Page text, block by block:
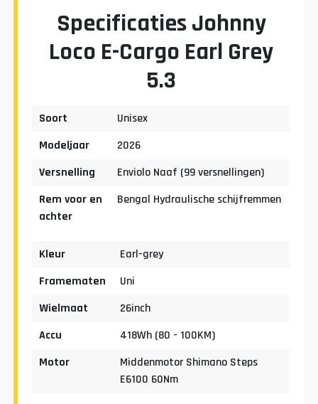
Specificaties Johnny
Loco E-Cargo Earl Grey
5.3
Soort
Unisex
Modeljaar
2026
Versnelling
Enviolo Naaf (99 versnellingen)
Rem voor en
achter
Bengal Hydraulische schijfremmen
Kleur
Earl-grey
Framematen
Uni
Wielmaat
26inch
Accu
418Wh (80 - 100KM)
Motor
Middenmotor Shimano Steps
E6100 60Nm